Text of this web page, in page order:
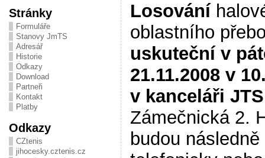
Stránky
Formuláře
Stanovy JmTS
Adresář
Historie
Odkazy
Download
Partneři
Kontakt
Platby
Odkazy
CZtenis
jihocesky.cztenis.cz
Losování
oblastního
uskuteční v
21.11.2008 v
v kanceláři
Zámečnická 2.
budou následně